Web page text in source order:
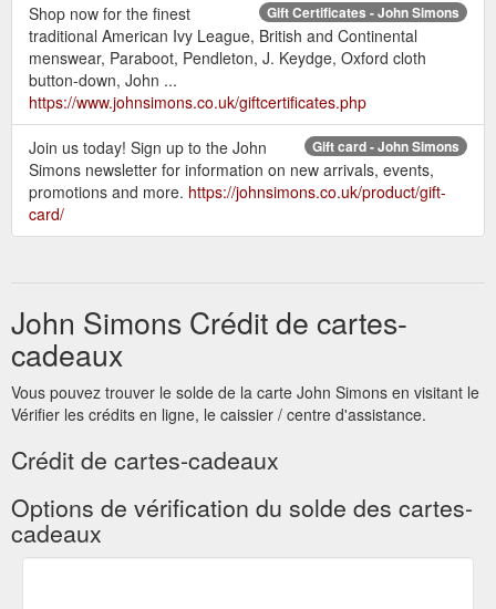
Gift Certificates - John Simons
Shop now for the finest
traditional American Ivy League, British and Continental
menswear, Paraboot, Pendleton, J. Keydge, Oxford cloth
button-down, John ...
https://www.johnsimons.co.uk/giftcertificates.php
Gift card - John Simons
Join us today! Sign up to the John
Simons newsletter for information on new arrivals, events,
promotions and more. https://johnsimons.co.uk/product/gift-
card/
John Simons Crédit de cartes-
cadeaux
Vous pouvez trouver le solde de la carte John Simons en visitant le
Vérifier les crédits en ligne, le caissier / centre d'assistance.
Crédit de cartes-cadeaux
Options de vérification du solde des cartes-
cadeaux